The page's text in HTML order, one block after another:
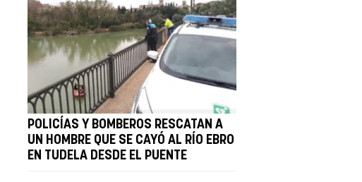
POLICÍAS Y BOMBEROS RESCATAN A
UN HOMBRE QUE SE CAYÓ AL RÍO EBRO
EN TUDELA DESDE EL PUENTE